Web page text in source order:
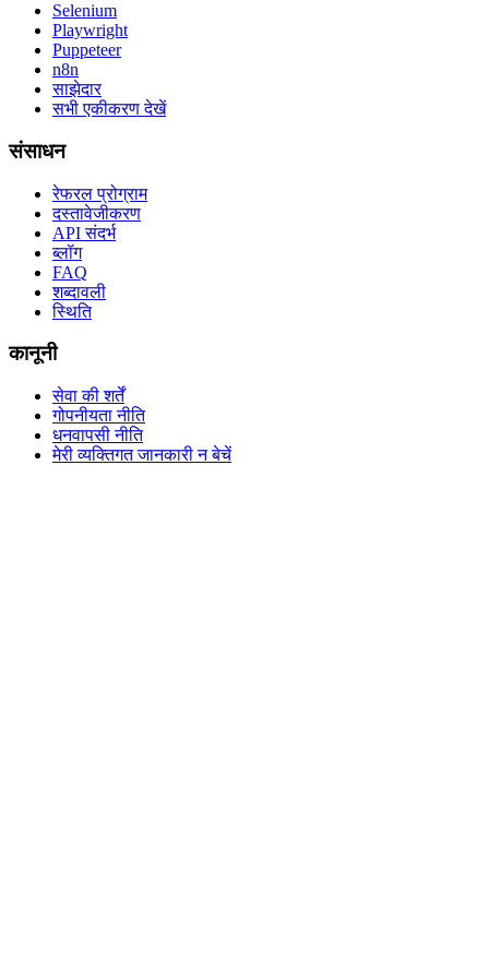
Selenium
Playwright
Puppeteer
n8n
साझेदार
सभी एकीकरण देखें
संसाधन
रेफरल प्रोग्राम
दस्तावेजीकरण
API संदर्भ
ब्लॉग
FAQ
शब्दावली
स्थिति
कानूनी
सेवा की शर्तें
गोपनीयता नीति
धनवापसी नीति
मेरी व्यक्तिगत जानकारी न बेचें